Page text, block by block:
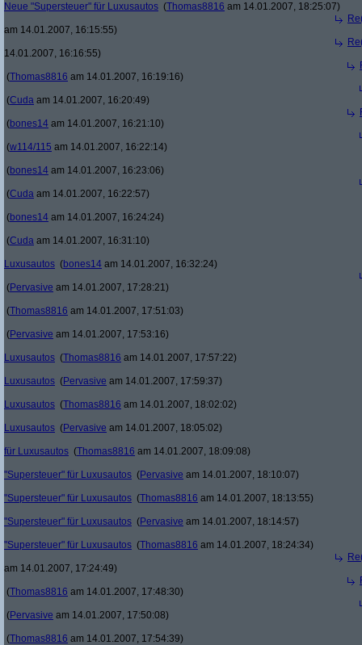
Neue "Supersteuer" für Luxusautos (Thomas8816 am 14.01.2007, 18:25:07)
am 14.01.2007, 16:15:55)
14.01.2007, 16:16:55)
(Thomas8816 am 14.01.2007, 16:19:16)
(Cuda am 14.01.2007, 16:20:49)
(bones14 am 14.01.2007, 16:21:10)
(w114/115 am 14.01.2007, 16:22:14)
(bones14 am 14.01.2007, 16:23:06)
(Cuda am 14.01.2007, 16:22:57)
(bones14 am 14.01.2007, 16:24:24)
(Cuda am 14.01.2007, 16:31:10)
Luxusautos (bones14 am 14.01.2007, 16:32:24)
(Pervasive am 14.01.2007, 17:28:21)
(Thomas8816 am 14.01.2007, 17:51:03)
(Pervasive am 14.01.2007, 17:53:16)
Luxusautos (Thomas8816 am 14.01.2007, 17:57:22)
Luxusautos (Pervasive am 14.01.2007, 17:59:37)
Luxusautos (Thomas8816 am 14.01.2007, 18:02:02)
Luxusautos (Pervasive am 14.01.2007, 18:05:02)
für Luxusautos (Thomas8816 am 14.01.2007, 18:09:08)
"Supersteuer" für Luxusautos (Pervasive am 14.01.2007, 18:10:07)
"Supersteuer" für Luxusautos (Thomas8816 am 14.01.2007, 18:13:55)
"Supersteuer" für Luxusautos (Pervasive am 14.01.2007, 18:14:57)
"Supersteuer" für Luxusautos (Thomas8816 am 14.01.2007, 18:24:34)
am 14.01.2007, 17:24:49)
(Thomas8816 am 14.01.2007, 17:48:30)
(Pervasive am 14.01.2007, 17:50:08)
(Thomas8816 am 14.01.2007, 17:54:39)